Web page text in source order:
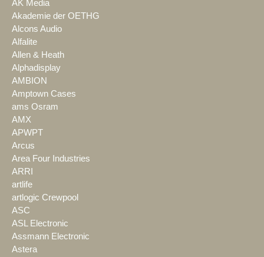
AK Media
Akademie der OETHG
Alcons Audio
Alfalite
Allen & Heath
Alphadisplay
AMBION
Amptown Cases
ams Osram
AMX
APWPT
Arcus
Area Four Industries
ARRI
artlife
artlogic Crewpool
ASC
ASL Electronic
Assmann Electronic
Astera